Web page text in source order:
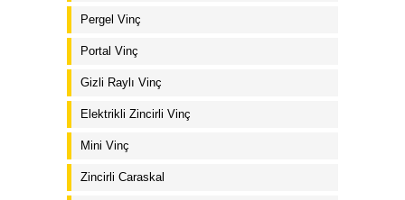
Pergel Vinç
Portal Vinç
Gizli Raylı Vinç
Elektrikli Zincirli Vinç
Mini Vinç
Zincirli Caraskal